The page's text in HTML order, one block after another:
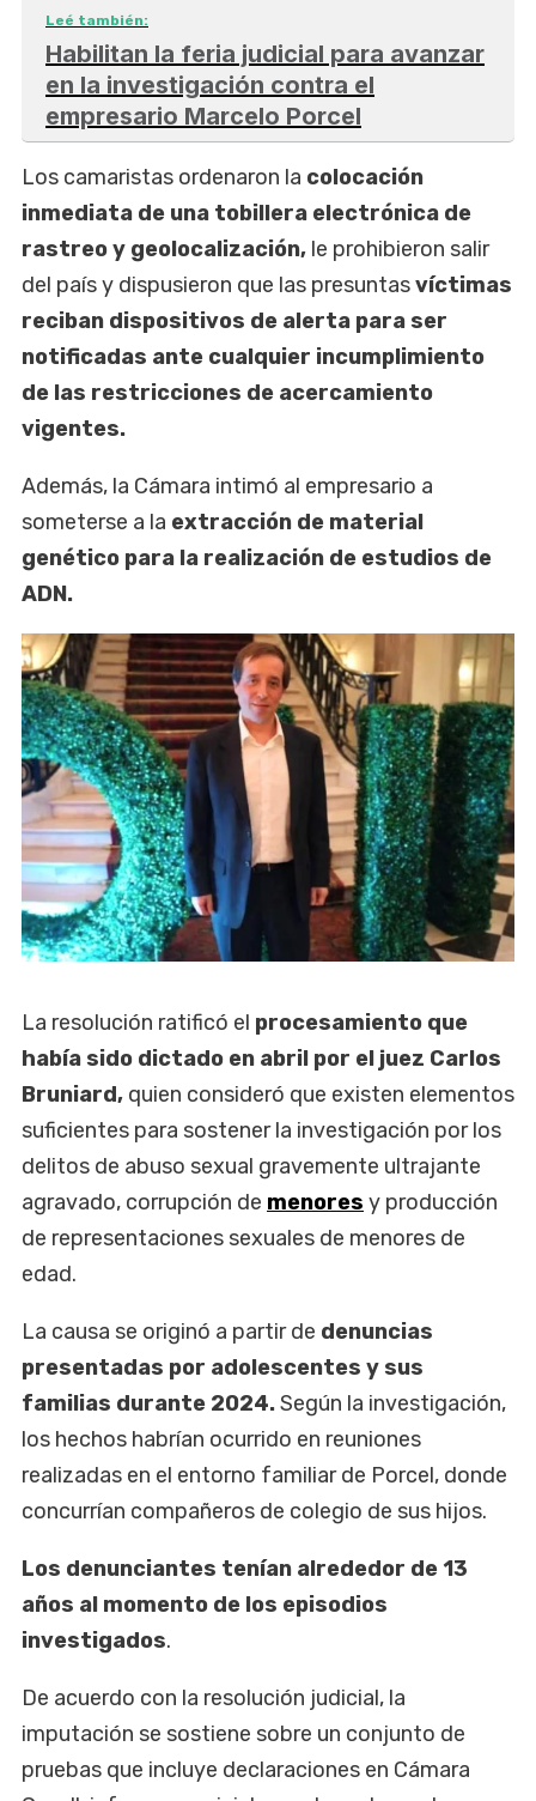
Leé también:
Habilitan la feria judicial para avanzar
en la investigación contra el
empresario Marcelo Porcel
Los camaristas ordenaron la colocación
inmediata de una tobillera electrónica de
rastreo y geolocalización, le prohibieron salir
del país y dispusieron que las presuntasvíctimas
reciban dispositivos de alerta para ser
notificadas ante cualquier incumplimiento
de las restricciones de acercamiento
vigentes.
Además, la Cámara intimó al empresario a
someterse a la extracción de material
genético para la realización de estudios de
ADN.
La resolución ratificó el procesamiento que
había sido dictado en abril por el juez Carlos
Bruniard, quien consideró que existen elementos
suficientes para sostener la investigación por los
delitos de abuso sexual gravemente ultrajante
agravado, corrupción de menores y producción
de representaciones sexuales de menores de
edad.
La causa se originó a partir de denuncias
presentadas por adolescentes y sus
familias durante 2024.Según la investigación,
los hechos habrían ocurrido en reuniones
realizadas en el entorno familiar de Porcel, donde
concurrían compañeros de colegio de sus hijos.
Los denunciantes tenían alrededor de 13
años al momento de los episodios
investigados.
De acuerdo con la resolución judicial, la
imputación se sostiene sobre un conjunto de
pruebas que incluye declaraciones en Cámara